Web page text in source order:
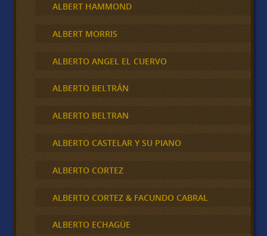
ALBERT HAMMOND
ALBERT MORRIS
ALBERTO ANGEL EL CUERVO
ALBERTO BELTRÁN
ALBERTO BELTRAN
ALBERTO CASTELAR Y SU PIANO
ALBERTO CORTEZ
ALBERTO CORTEZ & FACUNDO CABRAL
ALBERTO ECHAGÜE